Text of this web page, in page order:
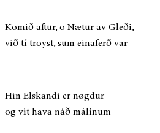
Komið aftur, o Nætur av Gleði,
við tí troyst, sum einaferð var
Hin Elskandi er nøgdur
og vit hava náð málinum